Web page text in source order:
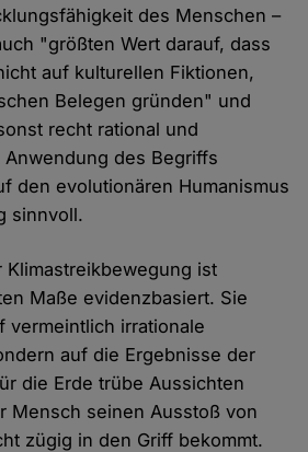
des Menschen –
"größten Wert darauf, dass
auf kulturellen Fiktionen,
Belegen gründen" und
recht rational und
des Begriffs
den evolutionären Humanismus
sinnvoll.
Klimastreikbewegung ist
Maße evidenzbasiert. Sie
vermeintlich irrationale
auf die Ergebnisse der
die Erde trübe Aussichten
Mensch seinen Ausstoß von
zügig in den Griff bekommt.